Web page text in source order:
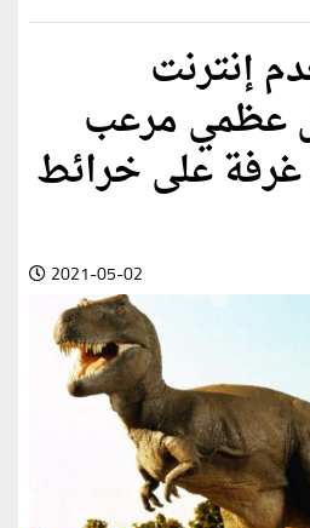
إنترنت
عظمي مرعب
غرفة على خرائط
2021-05-02